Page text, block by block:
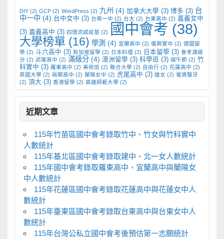
DIY(2) GCP(2) WordPress (2) 九州 (4) 加拿大大學 (3) 博多 (3) 台
中一中 (4) 台中女中 (3) 台南一中 (2) 台大 (2) 台東高中 (2) 嘉義女中
(3) 嘉義高中 (3) 四價流感疫苗 (2) 國中會考 (38)
大學榜單 (16) 學測 (4) 宜蘭高中 (2) 復興實中 (2) 德國留
學 (2) 斗六高中 (3) 新加坡留學 (2) 日本料理 (2) 日本留學 (3) 會考滿級
分(2) 武陵高中 (2) 滿級分(4) 澳洲留學 (3) 科學班 (3) 端午節(2) 竹
科實中 (3) 羅東高中 (2) 美術班 (2) 聯合大學 (2) 自由行(2) 花蓮高中 (2)
英國大學 (2) 薇閣高中 (2) 蘭陽女中 (2) 虎尾高中 (3) 雄女 (2) 電資醫牙
(2) 頂大 (3) 香港留學 (2) 高雄師範大學 (2)
近期文章
115年竹苗區國中會考錄取竹中、竹女與竹科實中
人數統計
115年基北區國中會考錄取建中、北一女人數統計
115年國中會考錄取羅東高中、宜蘭高中與蘭陽女
中人數統計
115年花蓮區國中會考錄取花蓮高中與花蓮女中人
數統計
115年臺東區國中會考錄取台東高中與台東女中人
數統計
115年台灣公私立國中會考後預估第一志願統計